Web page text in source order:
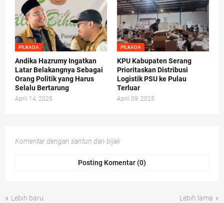
PILKADA
Andika Hazrumy Ingatkan
Latar Belakangnya Sebagai
Orang Politik yang Harus
Selalu Bertarung
April 14, 2025
PILKADA
KPU Kabupaten Serang
Prioritaskan Distribusi
Logistik PSU ke Pulau
Terluar
April 09, 2025
Komentar dengan santun dan bijak
Posting Komentar (0)
Lebih baru Lebih lama